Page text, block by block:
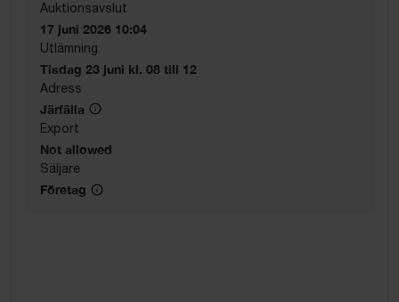
Auktionsavslut
17 juni 2026 10:04
Utlämning
Tisdag 23 juni kl. 08 till 12
Adress
Järfälla
Export
Not allowed
Säljare
Företag